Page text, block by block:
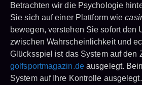
Betrachten wir die Psychologie
Sie sich auf einer Plattform wie
bewegen, verstehen Sie sofort den
zwischen Wahrscheinlichkeit und
Glücksspiel ist das System auf den
golfsportmagazin.deausgelegt.
System auf Ihre Kontrolle